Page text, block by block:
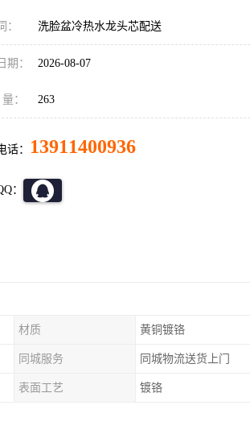
： 洗脸盆冷热水龙头芯配送
期： 2026-08-07
： 263
话： 13911400936
：
材质 黄铜镀铬
同城服务 同城物流送货上门
表面工艺 镀铬